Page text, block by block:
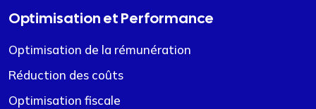
Optimisation et Performance
Optimisation de la rémunération
Réduction des coûts
Optimisation fiscale